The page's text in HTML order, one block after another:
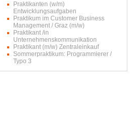
Praktikanten (w/m)
Entwicklungsaufgaben
Praktikum im Customer Business
Management / Graz (m/w)
Praktikant /in
Unternehmenskommunikation
Praktikant (m/w) Zentraleinkauf
Sommerpraktikum: Programmierer /
Typo 3